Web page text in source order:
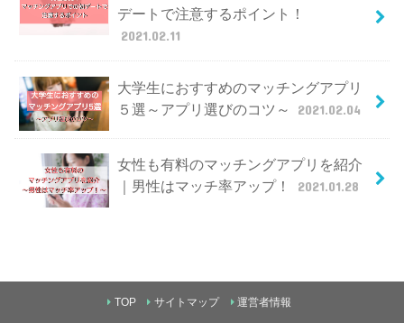
デートで注意するポイント！
2021.02.11
大学生におすすめのマッチングアプリ
５選～アプリ選びのコツ～
2021.02.04
女性も有料のマッチングアプリを紹介
｜男性はマッチ率アップ！
2021.01.28
TOP サイトマップ 運営者情報